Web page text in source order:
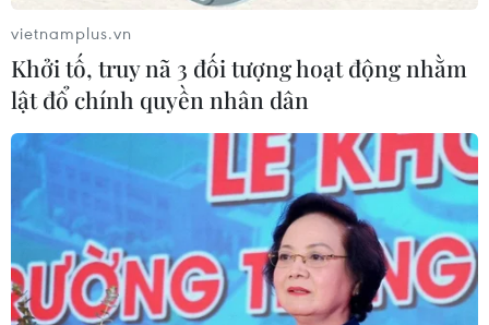
vietnamplus.vn
Khởi tố, truy nã 3 đối tượng hoạt động nhằm
lật đổ chính quyền nhân dân